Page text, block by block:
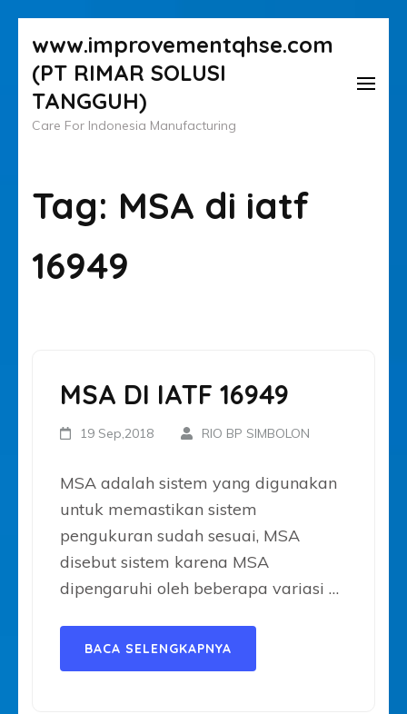
ke
konten
(Tekan
Enter)
www.improvementqhse.com
(PT RIMAR SOLUSI
TANGGUH)
Care For Indonesia Manufacturing
Tag: MSA di iatf
16949
MSA DI IATF 16949
19 Sep,2018 RIO BP SIMBOLON
MSA adalah sistem yang digunakan
untuk memastikan sistem
pengukuran sudah sesuai, MSA
disebut sistem karena MSA
dipengaruhi oleh beberapa variasi …
BACA SELENGKAPNYA